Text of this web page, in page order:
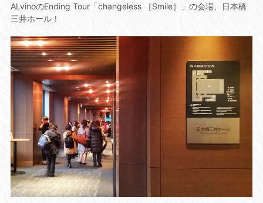
ALvinoのEnding Tour「changeless ［Smile］」の会場、日本橋
三井ホール！